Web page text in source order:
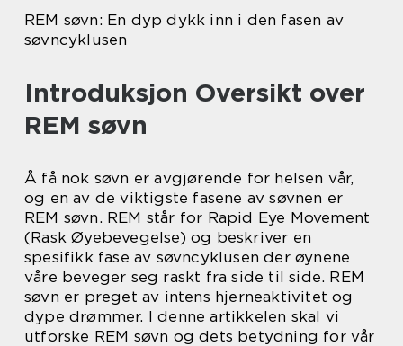
REM søvn: En dyp dykk inn i den fasen av
søvncyklusen
Introduksjon Oversikt over
REM søvn
Å få nok søvn er avgjørende for helsen vår,
og en av de viktigste fasene av søvnen er
REM søvn. REM står for Rapid Eye Movement
(Rask Øyebevegelse) og beskriver en
spesifikk fase av søvncyklusen der øynene
våre beveger seg raskt fra side til side. REM
søvn er preget av intens hjerneaktivitet og
dype drømmer. I denne artikkelen skal vi
utforske REM søvn og dets betydning for vår